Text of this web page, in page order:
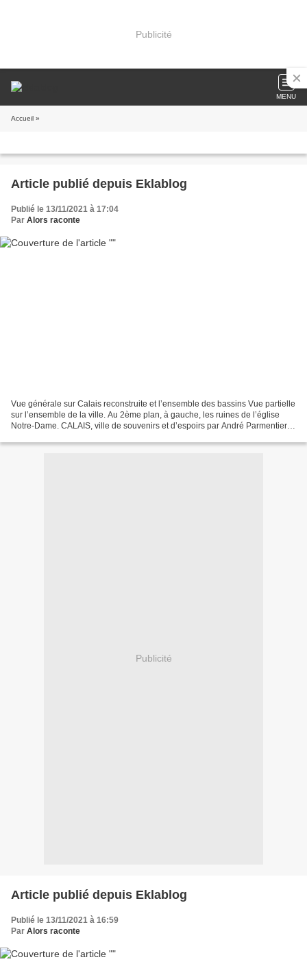
Publicité
MENU
Accueil »
Article publié depuis Eklablog
Publié le 13/11/2021 à 17:04
Par Alors raconte
Vue générale sur Calais reconstruite et l’ensemble des bassins Vue partielle
sur l’ensemble de la ville. Au 2ème plan, à gauche, les ruines de l’église
Notre-Dame. CALAIS, ville de souvenirs et d’espoirs par André Parmentier
Publicité
Article publié depuis Eklablog
Publié le 13/11/2021 à 16:59
Par Alors raconte